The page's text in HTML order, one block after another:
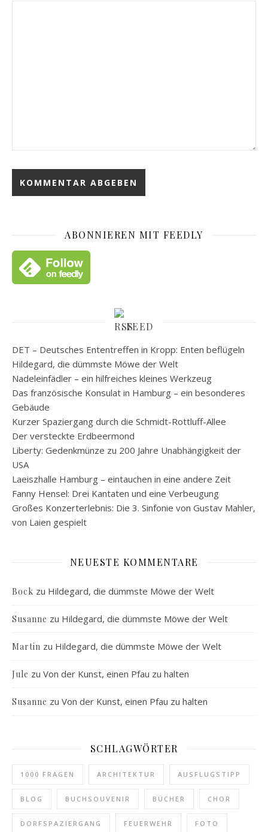
ABONNIEREN MIT FEEDLY
FEED
DET – Deutsches Ententreffen in Kropp: Enten beflügeln
Hildegard, die dümmste Möwe der Welt
Nadeleinfädler – ein hilfreiches kleines Werkzeug
Das französische Konsulat in Hamburg – ein besonderes
Gebäude
Kurzer Spaziergang durch die Schmidt-Rottluff-Allee
Der versteckte Erdbeermond
Liberty: Gedenkmünze zu 200 Jahre Unabhängigkeit der
USA
Laeiszhalle Hamburg – eintauchen in eine andere Zeit
Fanny Hensel: Drei Kantaten und eine Verbeugung
Großes Konzerterlebnis: Die 3. Sinfonie von Gustav Mahler,
von Laien gespielt
NEUESTE KOMMENTARE
Bock zu Hildegard, die dümmste Möwe der Welt
Susanne zu Hildegard, die dümmste Möwe der Welt
Martin zu Hildegard, die dümmste Möwe der Welt
Jule zu Von der Kunst, einen Pfau zu halten
Susanne zu Von der Kunst, einen Pfau zu halten
SCHLAGWÖRTER
1000 FRAGEN ARCHITEKTUR AUSFLUGSTIPP
BLOG BUCHSOUVENIR BÜCHER CHOR
DORFSPAZIERGANG FEUERWEHR FOTO